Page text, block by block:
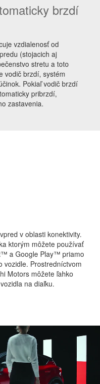
brzdí
vzdialenosť od
(stojacich aj
stretu a toto
vodič brzdí, systém
Pokiaľ vodič brzdí
pribrzdí,
zastavenia.
v oblasti konektivity.
ktorým môžete používať
a Google Play™ priamo
vozidle. Prostredníctvom
Motors môžete ľahko
na diaľku.